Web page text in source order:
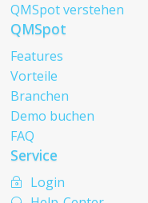
QMSpot verstehen
QMSpot
Features
Vorteile
Branchen
Demo buchen
FAQ
Service
~ Login